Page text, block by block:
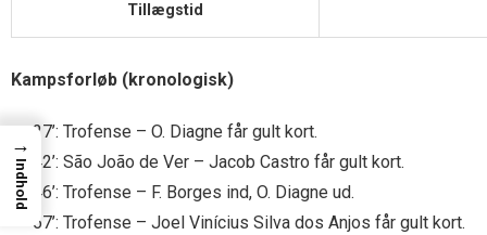
Tillægstid
Kampsforløb (kronologisk)
27’: Trofense – O. Diagne får gult kort.
42’: São João de Ver – Jacob Castro får gult kort.
46’: Trofense – F. Borges ind, O. Diagne ud.
67’: Trofense – Joel Vinícius Silva dos Anjos får gult kort.
→
Indhold